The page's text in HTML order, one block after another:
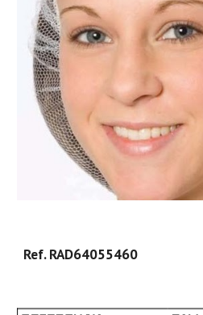
Ref. RAD64055460